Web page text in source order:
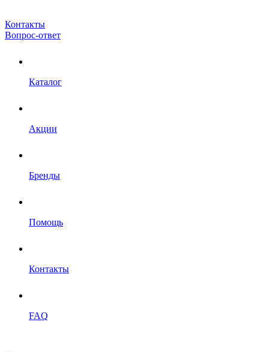
Контакты
Вопрос-ответ
Каталог
Акции
Бренды
Помощь
Контакты
FAQ